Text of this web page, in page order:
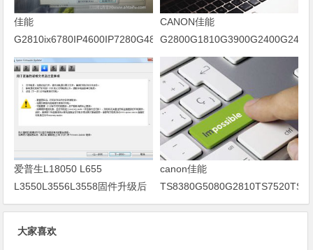
佳能
G2810ix6780IP4600IP7280G4800IP7200
废墨清零软件清零方法
CANON佳能
G2800G1810G3900G2400G2410
打印机废墨清零软件下载使用方
法
爱普生L18050 L655
L3550L3556L3558固件升级后
出现printer mode完美解决方法
canon佳能
废墨清零软件使用教程
大家喜欢